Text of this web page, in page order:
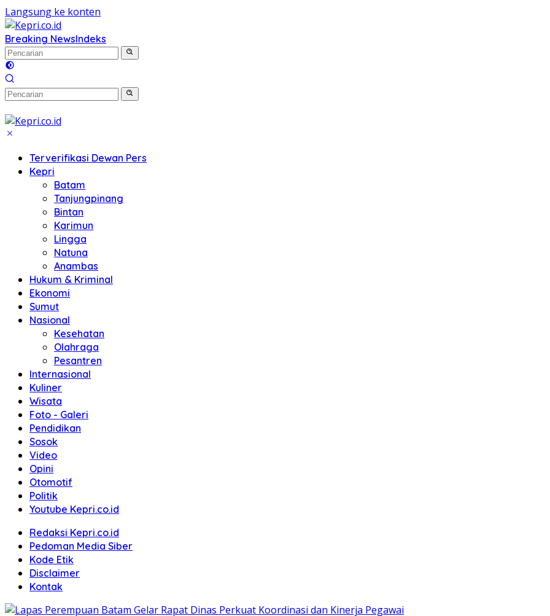
Langsung ke konten
Breaking NewsIndeks
Terverifikasi Dewan Pers
Kepri
Batam
Tanjungpinang
Bintan
Karimun
Lingga
Natuna
Anambas
Hukum & Kriminal
Ekonomi
Sumut
Nasional
Kesehatan
Olahraga
Pesantren
Internasional
Kuliner
Wisata
Foto - Galeri
Pendidikan
Sosok
Video
Opini
Otomotif
Politik
Youtube Kepri.co.id
Redaksi Kepri.co.id
Pedoman Media Siber
Kode Etik
Disclaimer
Kontak